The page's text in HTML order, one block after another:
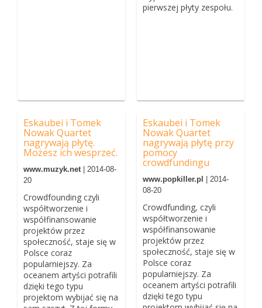
pierwszej płyty zespołu.
Eskaubei i Tomek
Nowak Quartet
nagrywają płytę.
Możesz ich wesprzeć.
www.muzyk.net| 2014-08-
20
Crowdfounding czyli
współtworzenie i
współfinansowanie
projektów przez
społeczność, staje się w
Polsce coraz
popularniejszy. Za
oceanem artyści potrafili
dzięki tego typu
projektom wybijać się na
Eskaubei i Tomek
Nowak Quartet
nagrywają płytę przy
pomocy
crowdfundingu
www.popkiller.pl
| 2014-
08-20
Crowdfunding, czyli
współtworzenie i
współfinansowanie
projektów przez
społeczność, staje się w
Polsce coraz
popularniejszy. Za
oceanem artyści potrafili
dzięki tego typu